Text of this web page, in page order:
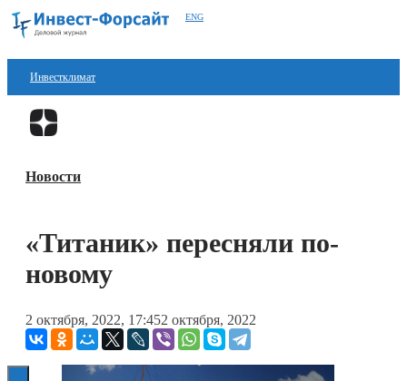
ENG
Инвестклимат
Финансы
Блокчейн
Книги
Новости
«Титаник» пересняли по-
новому
2 октября, 2022, 17:452 октября, 2022